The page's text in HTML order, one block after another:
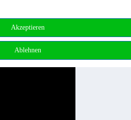
Akzeptieren
Ablehnen